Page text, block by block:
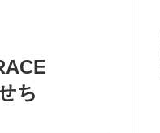
ち